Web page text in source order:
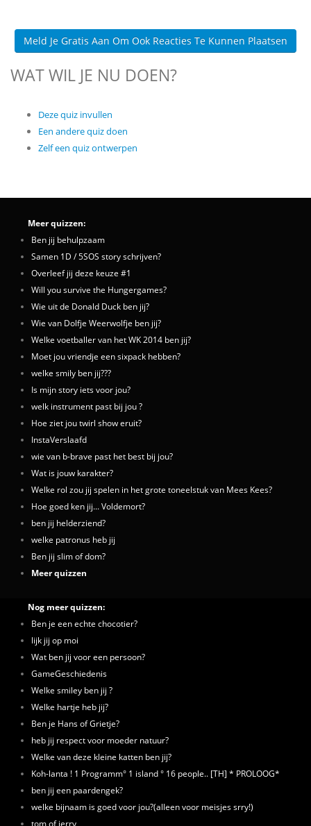
Meld Je Gratis Aan Om Ook Reacties Te Kunnen Plaatsen
WAT WIL JE NU DOEN?
Deze quiz invullen
Een andere quiz doen
Zelf een quiz ontwerpen
Meer quizzen:
Ben jij behulpzaam
Samen 1D / 5SOS story schrijven?
Overleef jij deze keuze #1
Will you survive the Hungergames?
Wie uit de Donald Duck ben jij?
Wie van Dolfje Weerwolfje ben jij?
Welke voetballer van het WK 2014 ben jij?
Moet jou vriendje een sixpack hebben?
welke smily ben jij???
Is mijn story iets voor jou?
welk instrument past bij jou ?
Hoe ziet jou twirl show eruit?
InstaVerslaafd
wie van b-brave past het best bij jou?
Wat is jouw karakter?
Welke rol zou jij spelen in het grote toneelstuk van Mees Kees?
Hoe goed ken jij... Voldemort?
ben jij helderziend?
welke patronus heb jij
Ben jij slim of dom?
Meer quizzen
Nog meer quizzen:
Ben je een echte chocotier?
lijk jij op moi
Wat ben jij voor een persoon?
GameGeschiedenis
Welke smiley ben jij ?
Welke hartje heb jij?
Ben je Hans of Grietje?
heb jij respect voor moeder natuur?
Welke van deze kleine katten ben jij?
Koh-lanta ! 1 Programm° 1 island ° 16 people.. [TH] * PROLOOG*
ben jij een paardengek?
welke bijnaam is goed voor jou?(alleen voor meisjes srry!)
tom of jerry